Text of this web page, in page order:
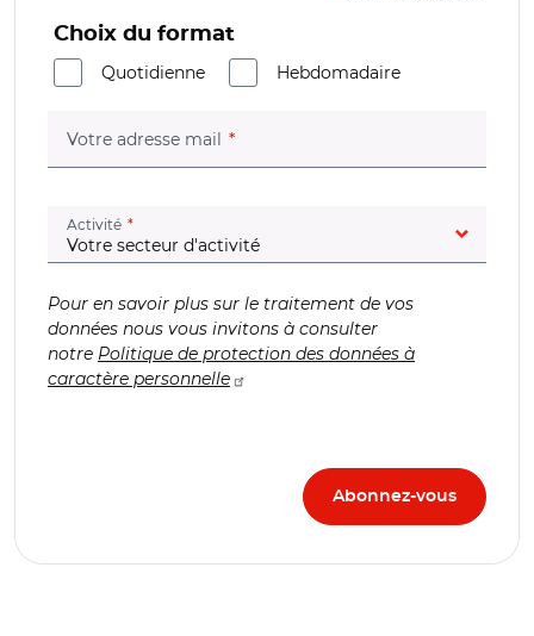
Choix du format
Quotidienne
Hebdomadaire
Votre adresse mail (champ obligatoire)
Activité (champ obligatoire)
Pour en savoir plus sur le traitement de vos
données nous vous invitons à consulter
notre Politique de protection des données à
caractère personnelle